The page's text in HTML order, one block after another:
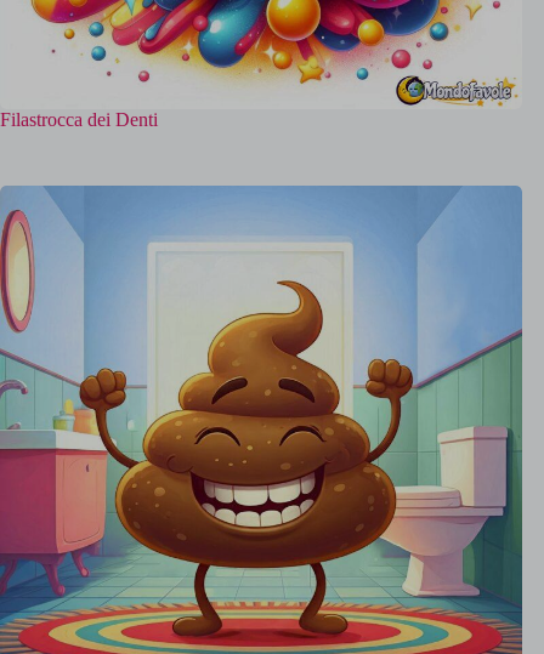
Filastrocca dei Denti